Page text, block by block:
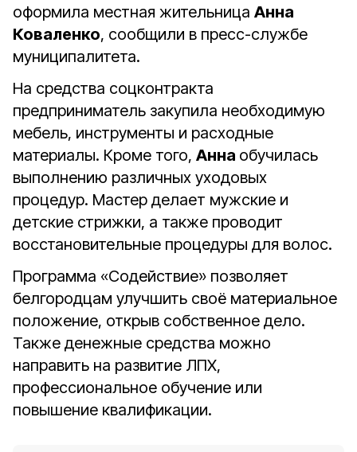
оформила местная жительница Анна
Коваленко, сообщили в пресс-службе
муниципалитета.
На средства соцконтракта
предприниматель закупила необходимую
мебель, инструменты и расходные
материалы. Кроме того, Анна обучилась
выполнению различных уходовых
процедур. Мастер делает мужские и
детские стрижки, а также проводит
восстановительные процедуры для волос.
Программа «Содействие» позволяет
белгородцам улучшить своё материальное
положение, открыв собственное дело.
Также денежные средства можно
направить на развитие ЛПХ,
профессиональное обучение или
повышение квалификации.